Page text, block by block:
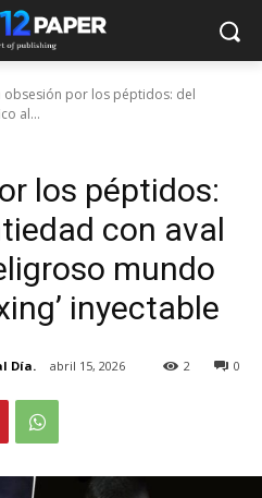
obsesión por los péptidos: del
al...
los péptidos:
con aval
mundo
inyectable
Día. abril 15, 2026 0
2